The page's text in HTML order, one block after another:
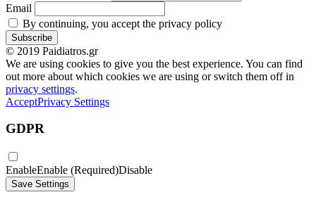
Email
By continuing, you accept the privacy policy
© 2019 Paidiatros.gr
We are using cookies to give you the best experience. You can find
out more about which cookies we are using or switch them off in
privacy settings.
AcceptPrivacy Settings
GDPR
EnableEnable (Required)Disable